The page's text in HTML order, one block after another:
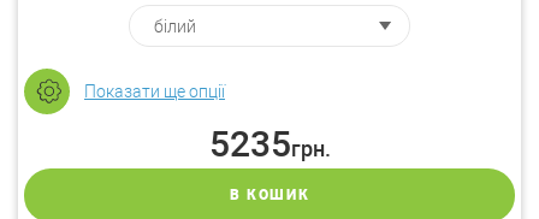
Показати ще опції
5235грн.
В КОШИК